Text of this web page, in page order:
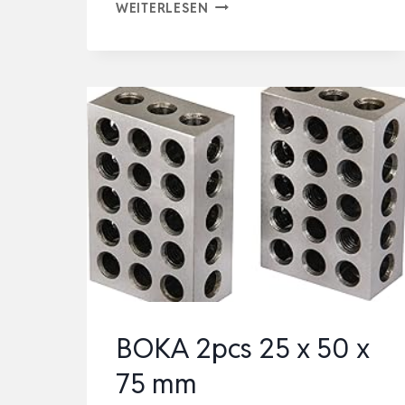
WEITERLESEN KETTENSCHÄRFGERÄT
AUTOCLAMP
BY
SÄGENSPEZI®
–
300W
HALBAUTOMATIK
MIT
HYDRAULI…
BOKA 2pcs 25 x 50 x
75 mm